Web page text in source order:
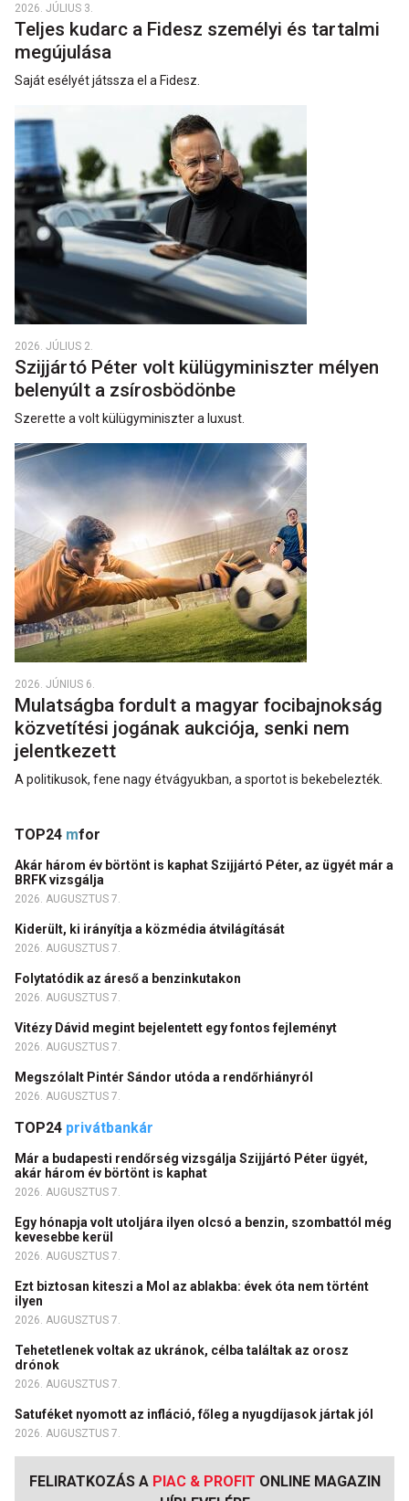
2026. JÚLIUS 3.
Teljes kudarc a Fidesz személyi és tartalmi
megújulása
Saját esélyét játssza el a Fidesz.
2026. JÚLIUS 2.
Szijjártó Péter volt külügyminiszter mélyen
belenyúlt a zsírosbödönbe
Szerette a volt külügyminiszter a luxust.
2026. JÚNIUS 6.
Mulatságba fordult a magyar focibajnokság
közvetítési jogának aukciója, senki nem
jelentkezett
A politikusok, fene nagy étvágyukban, a sportot is bekebelezték.
TOP24 mfor
Akár három év börtönt is kaphat Szijjártó Péter, az ügyét már a
BRFK vizsgálja
2026. AUGUSZTUS 7.
Kiderült, ki irányítja a közmédia átvilágítását
2026. AUGUSZTUS 7.
Folytatódik az áreső a benzinkutakon
2026. AUGUSZTUS 7.
Vitézy Dávid megint bejelentett egy fontos fejleményt
2026. AUGUSZTUS 7.
Megszólalt Pintér Sándor utóda a rendőrhiányról
2026. AUGUSZTUS 7.
TOP24 privátbankár
Már a budapesti rendőrség vizsgálja Szijjártó Péter ügyét,
akár három év börtönt is kaphat
2026. AUGUSZTUS 7.
Egy hónapja volt utoljára ilyen olcsó a benzin, szombattól még
kevesebbe kerül
2026. AUGUSZTUS 7.
Ezt biztosan kiteszi a Mol az ablakba: évek óta nem történt
ilyen
2026. AUGUSZTUS 7.
Tehetetlenek voltak az ukránok, célba találtak az orosz
drónok
2026. AUGUSZTUS 7.
Satuféket nyomott az infláció, főleg a nyugdíjasok jártak jól
2026. AUGUSZTUS 7.
FELIRATKOZÁS A PIAC & PROFIT ONLINE MAGAZIN